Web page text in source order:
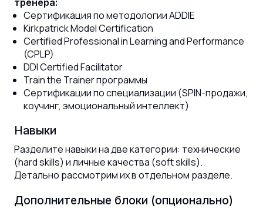
тренера:
Сертификация по методологии ADDIE
Kirkpatrick Model Certification
Certified Professional in Learning and Performance
(CPLP)
DDI Certified Facilitator
Train the Trainer программы
Сертификации по специализации (SPIN-продажи,
коучинг, эмоциональный интеллект)
Навыки
Разделите навыки на две категории: технические
(hard skills) и личные качества (soft skills).
Детально рассмотрим их в отдельном разделе.
Дополнительные блоки (опционально)